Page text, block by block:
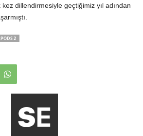
dillendirmesiyle geçtiğimiz yıl adından
2